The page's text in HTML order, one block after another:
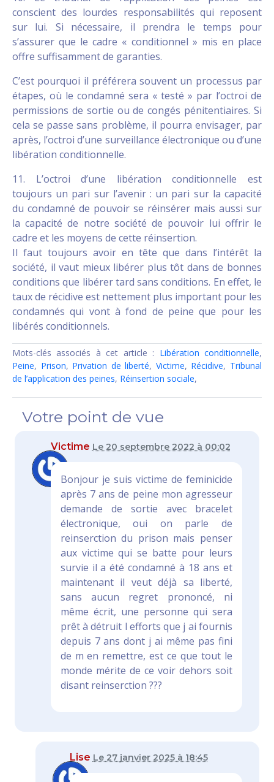
conscient des lourdes responsabilités qui reposent
sur lui. Si nécessaire, il prendra le temps pour
s’assurer que le cadre « conditionnel » mis en place
offre suffisamment de garanties.
C’est pourquoi il préférera souvent un processus par
étapes, où le condamné sera « testé » par l’octroi de
permissions de sortie ou de congés pénitentiaires. Si
cela se passe sans problème, il pourra envisager, par
après, l’octroi d’une surveillance électronique ou d’une
libération conditionnelle.
11. L’octroi d’une libération conditionnelle est
toujours un pari sur l’avenir : un pari sur la capacité
du condamné de pouvoir se réinsérer mais aussi sur
la capacité de notre société de pouvoir lui offrir le
cadre et les moyens de cette réinsertion.
Il faut toujours avoir en tête que dans l’intérêt la
société, il vaut mieux libérer plus tôt dans de bonnes
conditions que libérer tard sans conditions. En effet, le
taux de récidive est nettement plus important pour les
condamnés qui vont à fond de peine que pour les
libérés conditionnels.
Mots-clés associés à cet article : Libération conditionnelle,
Peine, Prison, Privation de liberté, Victime, Récidive, Tribunal
de l’application des peines, Réinsertion sociale,
Votre point de vue
Victime Le 20 septembre 2022 à 00:02
Bonjour je suis victime de feminicide
après 7 ans de peine mon agresseur
demande de sortie avec bracelet
électronique, oui on parle de
reinserction du prison mais penser
aux victime qui se batte pour leurs
survie il a été condamné à 18 ans et
maintenant il veut déjà sa liberté,
sans aucun regret prononcé, ni
même écrit, une personne qui sera
prêt à détruit l efforts que j ai fournis
depuis 7 ans dont j ai même pas fini
de m en remettre, est ce que tout le
monde mérite de ce voir dehors soit
disant reinserction ???
Lise Le 27 janvier 2025 à 18:45